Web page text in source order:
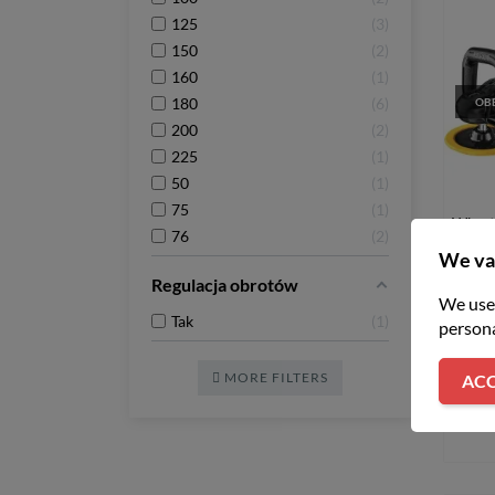
125
150
160
180
200
225
50
75
76
Regulacja obrotów
Tak
MORE FILTERS
We
We